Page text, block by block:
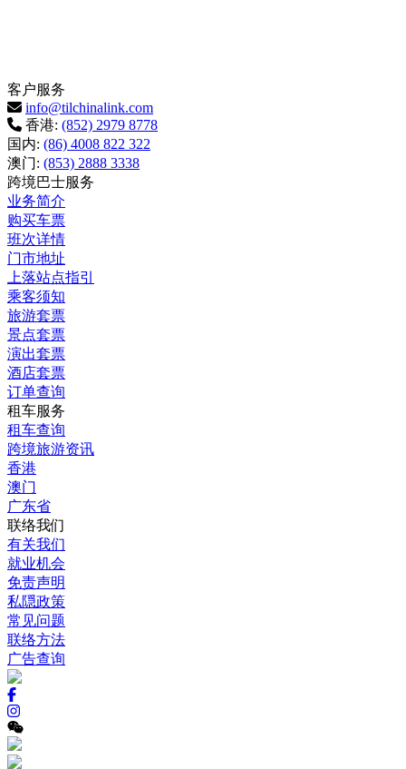
客户服务
info@tilchinalink.com
香港: (852) 2979 8778
国内: (86) 4008 822 322
澳门: (853) 2888 3338
跨境巴士服务
业务简介
购买车票
班次详情
门市地址
上落站点指引
乘客须知
旅游套票
景点套票
演出套票
酒店套票
订单查询
租车服务
租车查询
跨境旅游资讯
香港
澳门
广东省
联络我们
有关我们
就业机会
免责声明
私隠政策
常见问题
联络方法
广告查询